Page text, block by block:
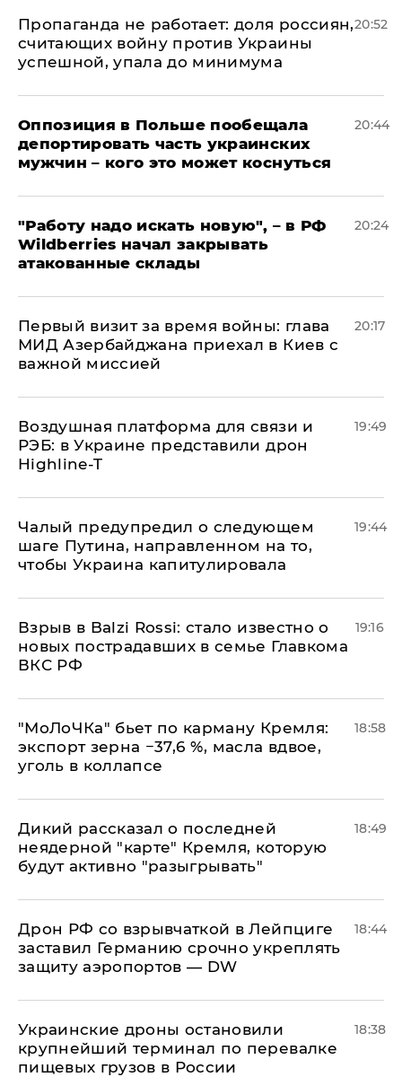
​Пропаганда не работает: доля россиян,
считающих войну против Украины
успешной, упала до минимума
20:52
Оппозиция в Польше пообещала
депортировать часть украинских
мужчин – кого это может коснуться
20:44
"Работу надо искать новую", – в РФ
Wildberries начал закрывать
атакованные склады
20:24
Первый визит за время войны: глава
МИД Азербайджана приехал в Киев с
важной миссией
20:17
Воздушная платформа для связи и
РЭБ: в Украине представили дрон
Highline-T
19:49
Чалый предупредил о следующем
шаге Путина, направленном на то,
чтобы Украина капитулировала
19:44
Взрыв в Balzi Rossi: стало известно о
новых пострадавших в семье Главкома
ВКС РФ
19:16
​"МоЛоЧКа" бьет по карману Кремля:
экспорт зерна −37,6 %, масла вдвое,
уголь в коллапсе
18:58
Дикий рассказал о последней
неядерной "карте" Кремля, которую
будут активно "разыгрывать"
18:49
​Дрон РФ со взрывчаткой в Лейпциге
заставил Германию срочно укреплять
защиту аэропортов — DW
18:44
Украинские дроны остановили
крупнейший терминал по перевалке
пищевых грузов в России
18:38